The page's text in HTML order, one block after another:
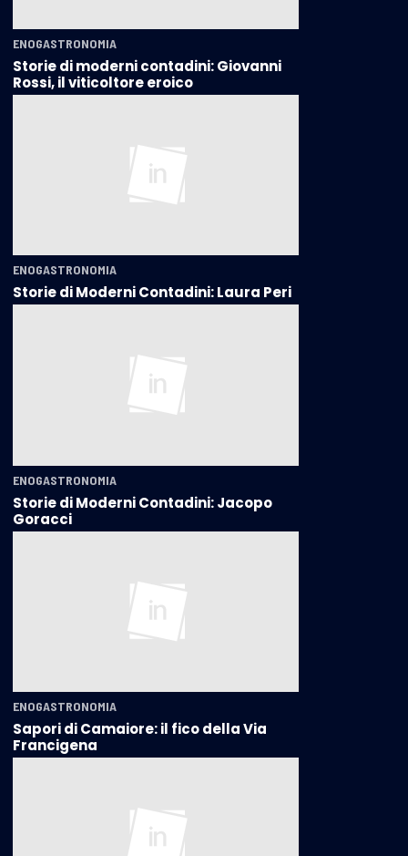
ENOGASTRONOMIA
Storie di moderni contadini: Giovanni
Rossi, il viticoltore eroico
ENOGASTRONOMIA
Storie di Moderni Contadini: Laura Peri
ENOGASTRONOMIA
Storie di Moderni Contadini: Jacopo
Goracci
ENOGASTRONOMIA
Sapori di Camaiore: il fico della Via
Francigena